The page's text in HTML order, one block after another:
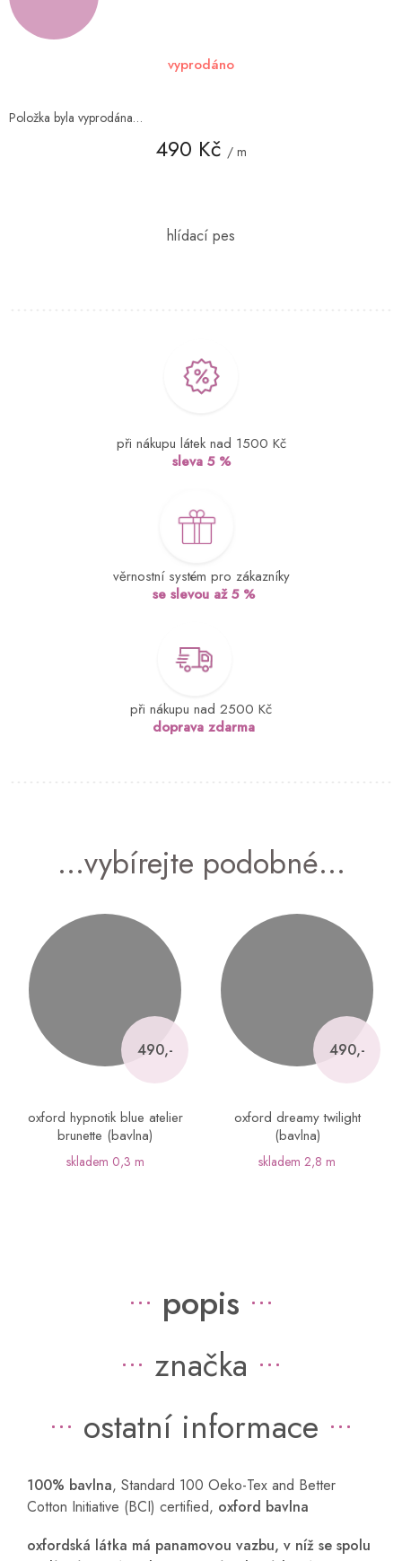
490 Kč / m
vyprodáno
Položka byla vyprodána…
při nákupu látek nad 1500 Kč
sleva 5 %
věrnostní systém pro zákazníky
se slevou až 5 %
při nákupu nad 2500 Kč
doprava zdarma
...vybírejte podobné...
490,-
oxford hypnotik blue atelier
brunette (bavlna)
skladem 0,3 m
490,-
oxford dreamy twilight
(bavlna)
skladem 2,8 m
popis
značka
ostatní informace
100% bavlna, Standard 100 Oeko-Tex and Better
Cotton Initiative (BCI) certified, oxford bavlna
oxfordská látka má panamovou vazbu, v níž se spolu